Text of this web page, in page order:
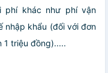
phí khác như phí vận
nhập khẩu (đối với đơn
1 triệu đồng).....